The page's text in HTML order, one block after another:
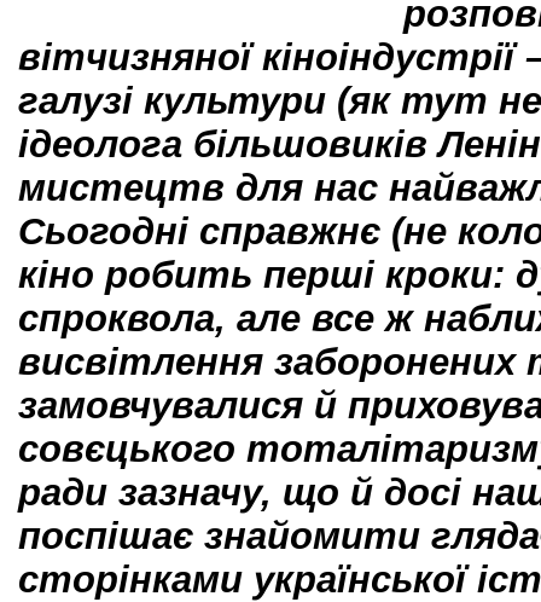
вітчизняної кіноіндустрії
галузі культури (як тут
ідеолога більшовиків
мистецтв для нас
Сьогодні справжнє (не
кіно робить перші кроки:
спроквола, але все ж
висвітлення заборонених
замовчувалися й
совєцького
ради зазначу, що й досі
поспішає знайомити
сторінками української